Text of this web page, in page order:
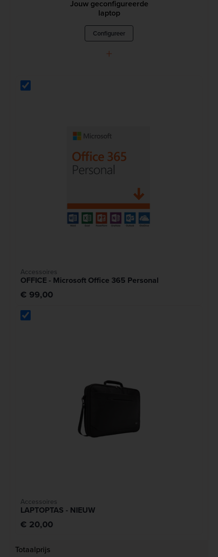
Jouw geconfigureerde
laptop
Configureer
+
Accessoires
OFFICE - Microsoft Office 365 Personal
€ 99,00
Accessoires
LAPTOPTAS - NIEUW
€ 20,00
Totaalprijs